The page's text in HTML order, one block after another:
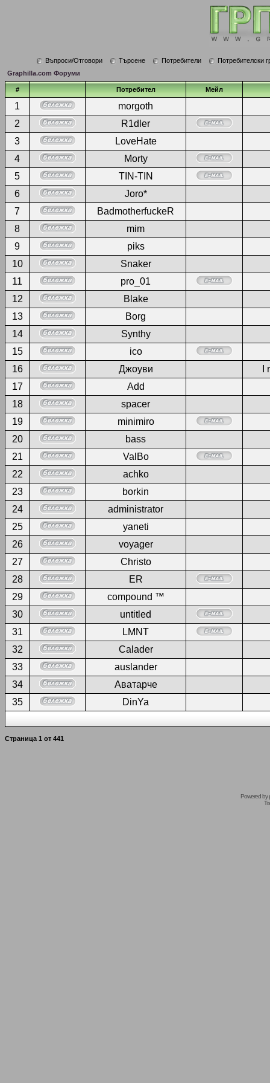
Въпроси/Отговори Търсене Потребители
Потребителски
Graphilla.com Форуми
# Потребител Мейл
1
morgoth
2
R1dler
3
LoveHate
4
Morty
5
TIN-TIN
6
Joro*
7
BadmotherfuckeR
8
mim
9
piks
10
Snaker
11
pro_01
12
Blake
13
Borg
14
Synthy
15
ico
16
Джоуви
17
Add
18
spacer
19
minimiro
20
bass
21
ValBo
22
achko
23
borkin
24
administrator
25
yaneti
26
voyager
27
Christo
28
ER
29
compound ™
30
untitled
31
LMNT
32
Calader
33
auslander
34
Аватарче
35
DinYa
Страница 1 от 441
Powered by